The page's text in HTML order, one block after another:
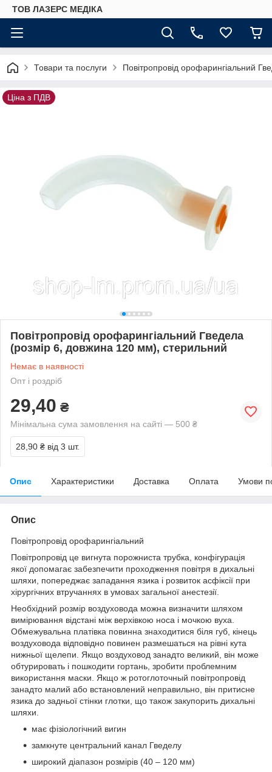
ТОВ ЛАЗЕРС МЕДІКА
Товари та послуги Повітропровід орофарингіальний
Ціна з ПДВ
Повітропровід орофарингіальний Гведела
(розмір 6, довжина 120 мм), стерильний
Немає в наявності
Опт і роздріб
29,40 ₴
Мінімальна сума замовлення на сайті — 500 ₴
28,90 ₴ від 3 шт.
Опис Характеристики Доставка Оплата Умови
Опис
Повітропровід орофарингіальний
Повітропровід це вигнута порожниста трубка, конфігурація
якої допомагає забезпечити проходження повітря в дихальні
шляхи, попереджає западання язика і розвиток асфіксії при
хірургічних втручаннях в умовах загальної анестезії.
Необхідний розмір воздуховода можна визначити шляхом
вимірювання відстані між верхівкою носа і мочкою вуха.
Обмежувальна платівка повинна знаходитися біля губ, кінець
воздуховода відповідно повинен размешаться на рівні кута
нижньої щелепи. Якщо воздуховод занадто великий, він може
обтурировать і пошкодити гортань, зробити проблемним
використання маски. Якщо ж ротоглоточный повітропровід
занадто малий або встановлений неправильно, він притисне
язика до задньої стінки глотки, що також закупорить дихальні
шляхи.
має фізіологічний вигин
замкнуте центральний канал Гведелу
широкий діапазон розмірів (40 – 120 мм)